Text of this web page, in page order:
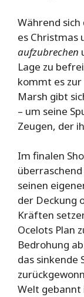
Während
es Christmas
aufzubrechen
Lage zu
kommt es
Marsh gibt
– um seine
Zeugen, der
Im finalen
seinen
der Deckung
Kräften
Ocelots Plan
Bedrohung
das sinkende
Welt gebannt